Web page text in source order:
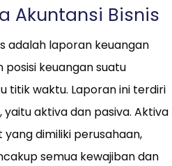
Akuntansi Bisnis
adalah laporan keuangan
keuangan suatu
titik waktu. Laporan ini terdiri
aktiva dan pasiva. Aktiva
dimiliki perusahaan,
semua kewajiban dan